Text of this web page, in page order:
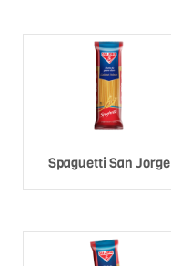
Spaguetti San Jorge